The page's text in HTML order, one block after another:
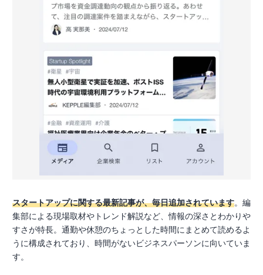
スタートアップに関する最新記事が、毎日追加されています。編
集部による現場取材やトレンド解説など、情報の深さとわかりや
すさが特長。通勤や休憩のちょっとした時間にまとめて読めるよ
うに構成されており、時間がないビジネスパーソンに向いていま
す。